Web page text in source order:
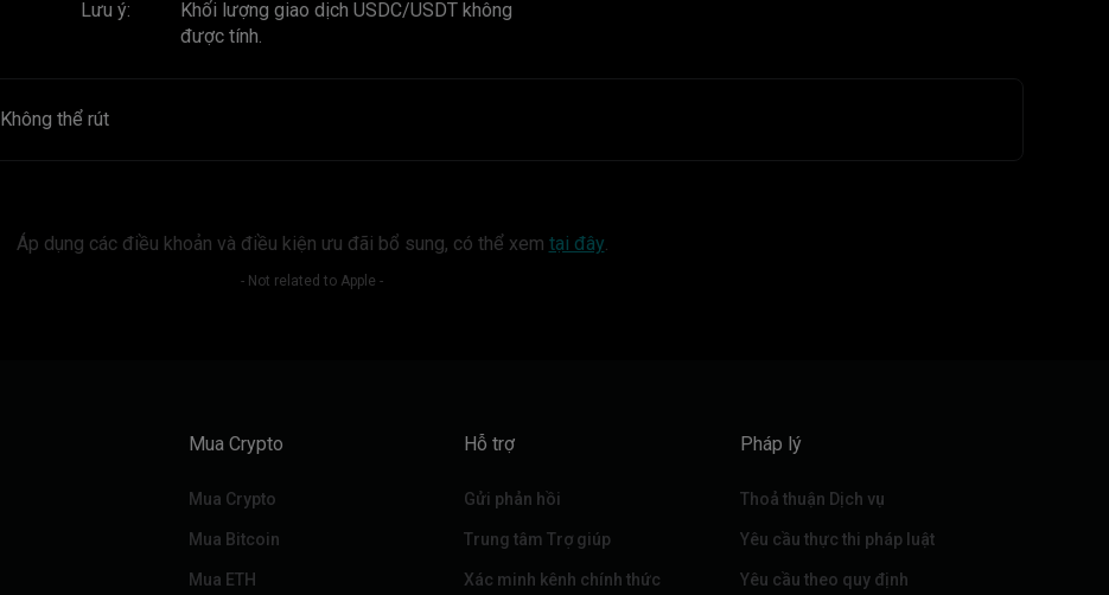
Lưu ý:
Khối lượng giao dịch USDC/USDT không
được tính.
Không thể rút
Áp dụng các điều khoản và điều kiện ưu đãi bổ sung, có thể xem tại đây.
- Not related to Apple -
Mua Crypto
Mua Crypto
Mua Bitcoin
Mua ETH
Hỗ trợ
Gửi phản hồi
Trung tâm Trợ giúp
Xác minh kênh chính thức
Pháp lý
Thoả thuận Dịch vụ
Yêu cầu thực thi pháp luật
Yêu cầu theo quy định